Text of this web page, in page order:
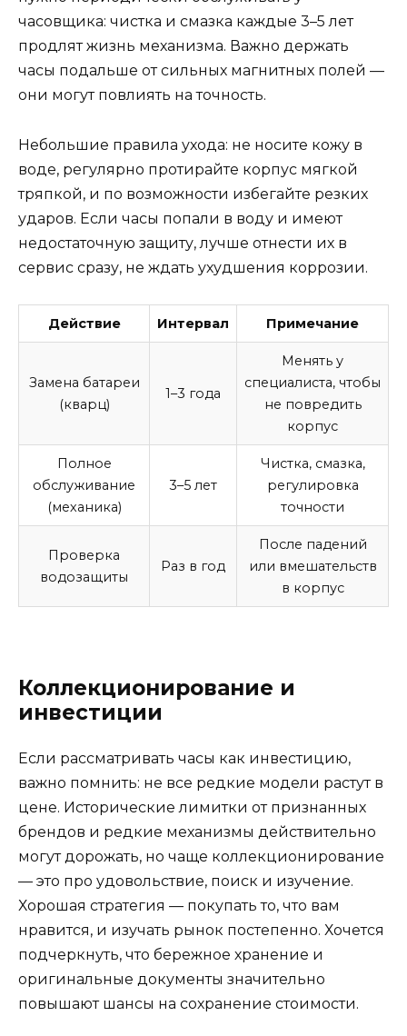
часовщика: чистка и смазка каждые 3–5 лет
продлят жизнь механизма. Важно держать
часы подальше от сильных магнитных полей —
они могут повлиять на точность.
Небольшие правила ухода: не носите кожу в
воде, регулярно протирайте корпус мягкой
тряпкой, и по возможности избегайте резких
ударов. Если часы попали в воду и имеют
недостаточную защиту, лучше отнести их в
сервис сразу, не ждать ухудшения коррозии.
Действие Интервал Примечание
Замена батареи
(кварц)
1–3 года
Менять у
специалиста, чтобы
не повредить
корпус
Полное
обслуживание
(механика)
3–5 лет
Чистка, смазка,
регулировка
точности
Проверка
водозащиты
Раз в год
После падений
или вмешательств
в корпус
Коллекционирование и
инвестиции
Если рассматривать часы как инвестицию,
важно помнить: не все редкие модели растут в
цене. Исторические лимитки от признанных
брендов и редкие механизмы действительно
могут дорожать, но чаще коллекционирование
— это про удовольствие, поиск и изучение.
Хорошая стратегия — покупать то, что вам
нравится, и изучать рынок постепенно. Хочется
подчеркнуть, что бережное хранение и
оригинальные документы значительно
повышают шансы на сохранение стоимости.